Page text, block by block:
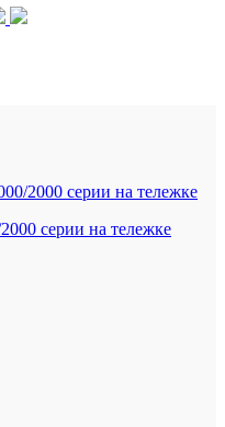
2000 серии на тележке